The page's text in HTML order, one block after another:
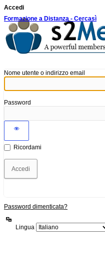
Accedi
Formazione a Distanza - Cercasì
Nome utente o indirizzo email
Password
Ricordami
Password dimenticata?
Lingua